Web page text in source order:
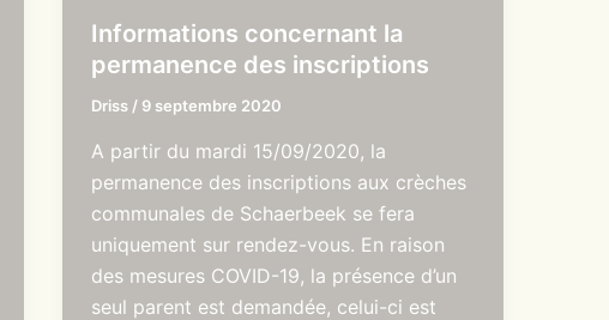
Informations concernant la
permanence des inscriptions
Driss / 9 septembre 2020
A partir du mardi 15/09/2020, la
permanence des inscriptions aux crèches
communales de Schaerbeek se fera
uniquement sur rendez-vous. En raison
des mesures COVID-19, la présence d’un
seul parent est demandée, celui-ci est